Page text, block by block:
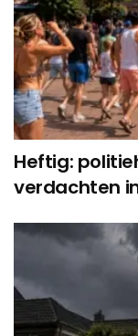
Heftig:
verdachten